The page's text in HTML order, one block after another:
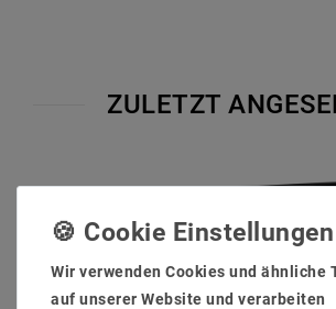
ZULETZT
Wir verwenden Cookies und ähnliche
auf unserer Website und verarbeiten